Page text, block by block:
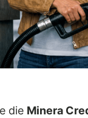
die Minera